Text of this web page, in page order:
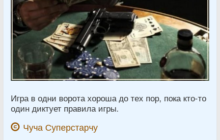
Игра в одни ворота хороша до тех пор, пока кто-то
один диктует правила игры.
Чуча Суперстарчу